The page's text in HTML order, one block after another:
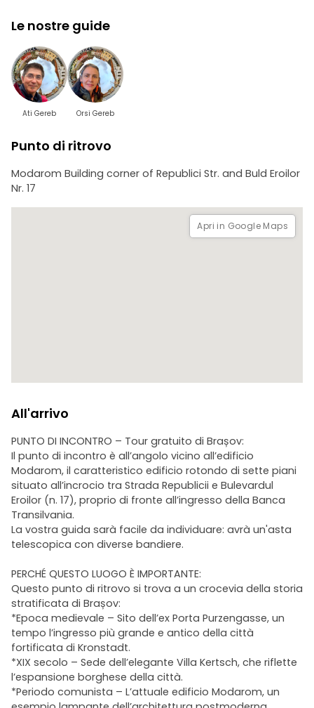
Le nostre guide
Ati Gereb Orsi Gereb
Punto di ritrovo
Modarom Building corner of Republici Str. and Buld Eroilor
Nr. 17
Apri in Google Maps
All'arrivo
PUNTO DI INCONTRO – Tour gratuito di Brașov:
Il punto di incontro è all’angolo vicino all’edificio
Modarom, il caratteristico edificio rotondo di sette piani
situato all’incrocio tra Strada Republicii e Bulevardul
Eroilor (n. 17), proprio di fronte all’ingresso della Banca
Transilvania.
La vostra guida sarà facile da individuare: avrà un'asta
telescopica con diverse bandiere.
PERCHÉ QUESTO LUOGO È IMPORTANTE:
Questo punto di ritrovo si trova a un crocevia della storia
stratificata di Brașov:
*Epoca medievale – Sito dell’ex Porta Purzengasse, un
tempo l’ingresso più grande e antico della città
fortificata di Kronstadt.
*XIX secolo – Sede dell’elegante Villa Kertsch, che riflette
l’espansione borghese della città.
*Periodo comunista – L’attuale edificio Modarom, un